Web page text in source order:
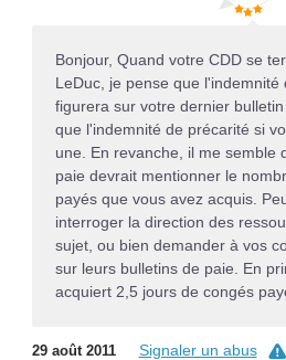
Bonjour, Quand votre CDD se
LeDuc, je pense que l'indemnité
figurera sur votre dernier
que l'indemnité de précarité si
une. En revanche, il me semble
paie devrait mentionner le
payés que vous avez acquis.
interroger la direction des
sujet, ou bien demander à vos
sur leurs bulletins de paie. En
acquiert 2,5 jours de congés
29 août 2011
Signaler un abus